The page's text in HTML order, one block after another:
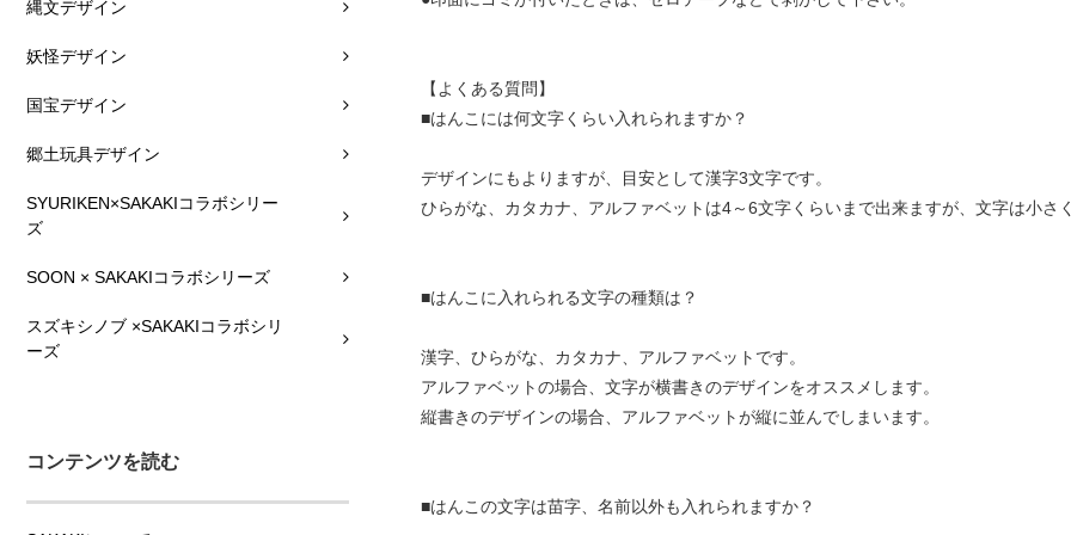
縄文デザイン
妖怪デザイン
国宝デザイン
郷土玩具デザイン
SYURIKEN×SAKAKIコラボシリー
ズ
SOON × SAKAKIコラボシリーズ
スズキシノブ ×SAKAKIコラボシリ
ーズ
コンテンツを読む
【よくある質問】
■はんこには何文字くらい入れられますか？
デザインにもよりますが、目安として漢字3文字です。
ひらがな、カタカナ、アルファベットは4～6文字くらいまで出来ますが、文字は小さ
■はんこに入れられる文字の種類は？
漢字、ひらがな、カタカナ、アルファベットです。
アルファベットの場合、文字が横書きのデザインをオススメします。
縦書きのデザインの場合、アルファベットが縦に並んでしまいます。
■はんこの文字は苗字、名前以外も入れられますか？